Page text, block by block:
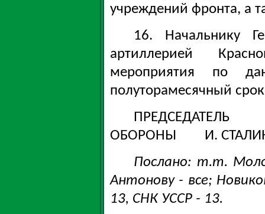
учреждений фронта, а
16. Начальнику
артиллерией
мероприятия по
полуторамесячный
ОБОРОНЫ И.
Послано: т.т.
Антонову - все;
13, СНК УССР - 13.